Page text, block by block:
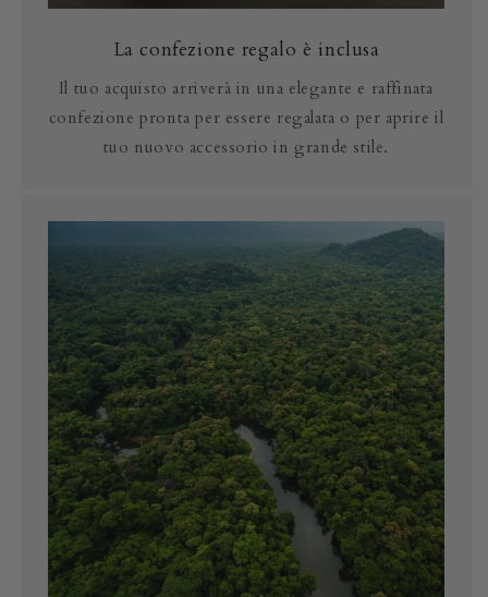
La confezione regalo è inclusa
Il tuo acquisto arriverà in una elegante e raffinata
confezione pronta per essere regalata o per aprire il
tuo nuovo accessorio in grande stile.